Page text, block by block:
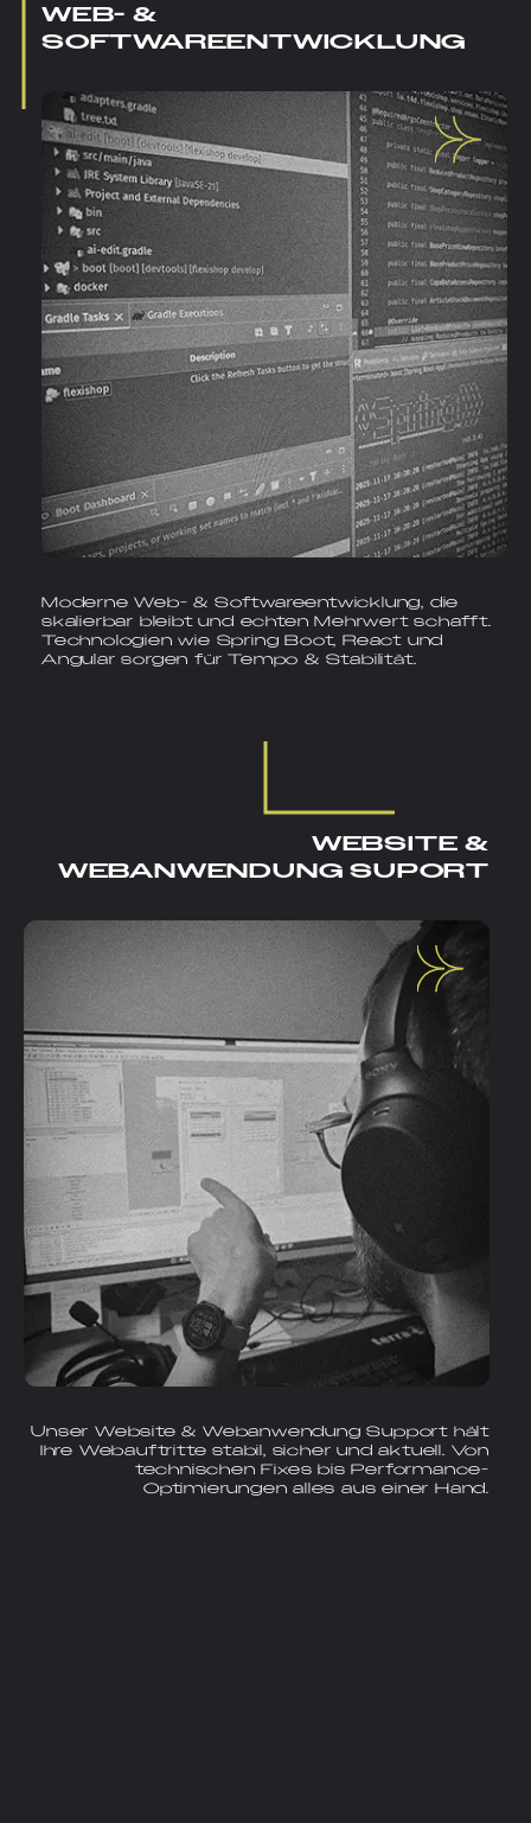
WEB- &
SOFTWAREENTWICKLUNG
Moderne Web- & Softwareentwicklung, die
skalierbar bleibt und echten Mehrwert schafft.
Technologien wie Spring Boot, React und
Angular sorgen für Tempo & Stabilität.
WEBSITE &
WEBANWENDUNG SUPORT
Unser Website & Webanwendung Support hält
Ihre Webauftritte stabil, sicher und aktuell. Von
technischen Fixes bis Performance-
Optimierungen alles aus einer Hand.